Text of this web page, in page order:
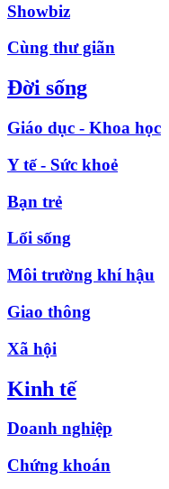
Showbiz
Cùng thư giãn
Đời sống
Giáo dục - Khoa học
Y tế - Sức khoẻ
Bạn trẻ
Lối sống
Môi trường khí hậu
Giao thông
Xã hội
Kinh tế
Doanh nghiệp
Chứng khoán